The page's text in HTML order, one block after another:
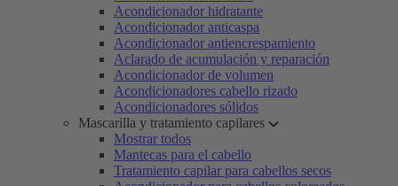
Acondicionador hidratante
Acondicionador anticaspa
Acondicionador antiencrespamiento
Aclarado de acumulación y reparación
Acondicionador de volumen
Acondicionadores cabello rizado
Acondicionadores sólidos
Mascarilla y tratamiento capilares
Mostrar todos
Mantecas para el cabello
Tratamiento capilar para cabellos secos